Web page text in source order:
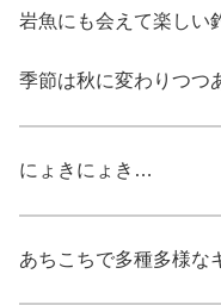
岩魚にも会えて楽しい
季節は秋に変わりつつ
にょきにょき…
あちこちで多種多様な